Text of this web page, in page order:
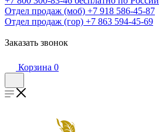
Отдел продаж (моб) +7 918 586-45-87
Отдел продаж (гор) +7 863 594-45-69
Заказать звонок
Корзина 0